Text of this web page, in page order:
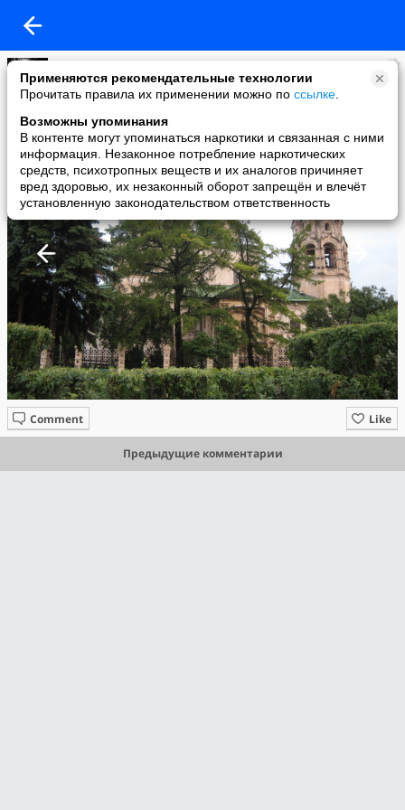
Применяются рекомендательные технологии
Прочитать правила их применении можно по ссылке
Возможны упоминания
В контенте могут упоминаться наркотики и связанная с ними
информация. Незаконное потребление наркотических
средств, психотропных веществ и их аналогов причиняет
вред здоровью, их незаконный оборот запрещён и влечёт
установленную законодательством ответственность
Светлана
added a photo
28 Apr в 14:11
Like
Comment
Предыдущие комментарии